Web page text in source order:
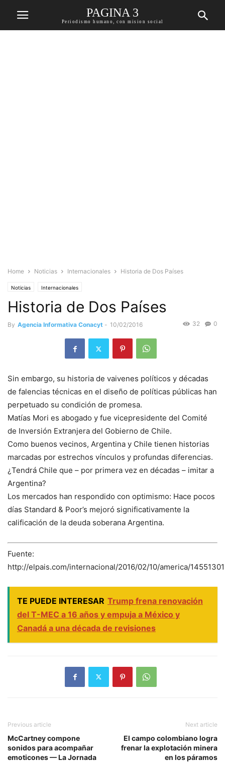
PAGINA 3
Periodismo humano, con mision social
Home Noticias Internacionales Historia de Dos Países
Noticias Internacionales
Historia de Dos Países
By Agencia Informativa Conacyt - 10/02/2016 0
32
Sin embargo, su historia de vaivenes políticos y décadas
de falencias técnicas en el diseño de políticas públicas han
perpetuado su condición de promesa.
Matías Mori es abogado y fue vicepresidente del Comité
de Inversión Extranjera del Gobierno de Chile.
Como buenos vecinos, Argentina y Chile tienen historias
marcadas por estrechos vínculos y profundas diferencias.
¿Tendrá Chile que – por primera vez en décadas – imitar a
Argentina?
Los mercados han respondido con optimismo: Hace pocos
días Standard & Poor’s mejoró significativamente la
calificación de la deuda soberana Argentina.
Fuente:
http://elpais.com/internacional/2016/02/10/america/
TE PUEDE INTERESAR Trump frena renovación
del T-MEC a 16 años y empuja a México y
Canadá a una década de revisiones
Previous article
McCartney compone
sonidos para acompañar
emoticones — La Jornada
Next article
El campo colombiano logra
frenar la explotación minera
en los páramos